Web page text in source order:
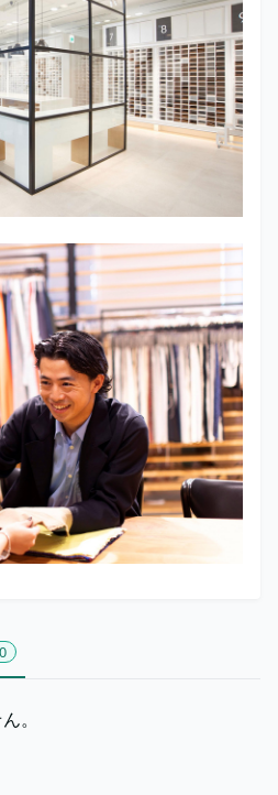
0
。